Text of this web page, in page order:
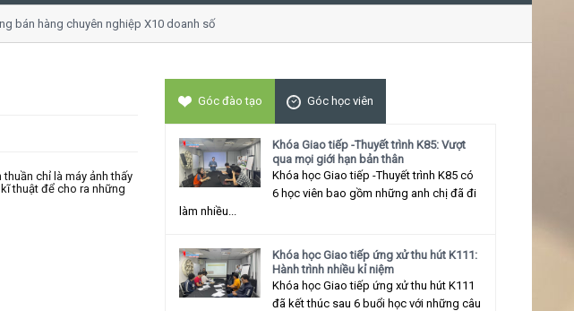
bán hàng chuyên nghiệp X10 doanh số
chỉ là máy ảnh thấy
thuật để cho ra những
Góc đào tạo Góc học viên
Khóa Giao tiếp -Thuyết trình K85: Vượt
qua mọi giới hạn bản thân
Khóa học Giao tiếp -Thuyết trình K85 có
6 học viên bao gồm những anh chị đã đi
làm nhiều...
Khóa học Giao tiếp ứng xử thu hút K111:
Hành trình nhiều kỉ niệm
Khóa học Giao tiếp ứng xử thu hút K111
đã kết thúc sau 6 buổi học với những câu